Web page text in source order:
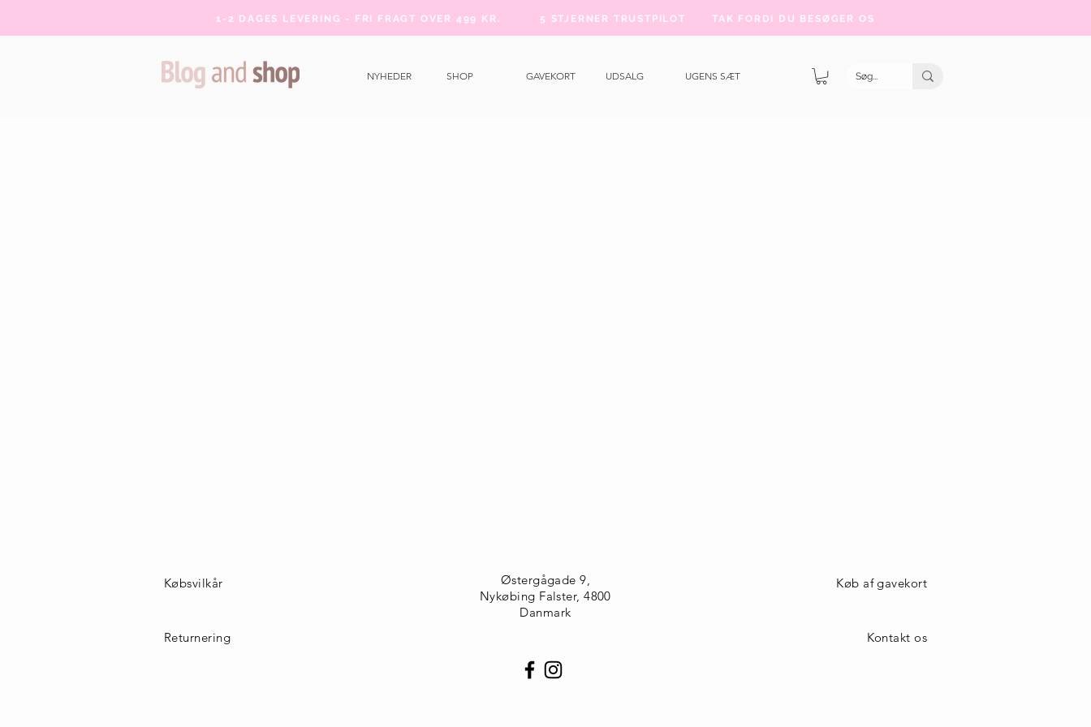
1-2 DAGES LEVERING - FRI FRAGT OVER 499 KR. 5 STJERNER TRUSTPILOT TAK FORDI DU BESØGER OS
NYHEDER SHOP GAVEKORT UDSALG UGENS SÆT
Østergågade 9,
Nykøbing Falster, 4800
Danmark
Købsvilkår Køb af gavekort
Returnering Kontakt os